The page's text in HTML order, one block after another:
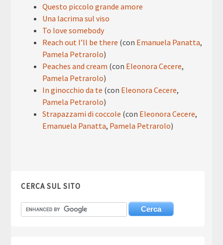
Questo piccolo grande amore
Una lacrima sul viso
To love somebody
Reach out I’ll be there (con Emanuela Panatta,
Pamela Petrarolo)
Peaches and cream (con Eleonora Cecere,
Pamela Petrarolo)
In ginocchio da te (con Eleonora Cecere,
Pamela Petrarolo)
Strapazzami di coccole (con Eleonora Cecere,
Emanuela Panatta, Pamela Petrarolo)
CERCA SUL SITO